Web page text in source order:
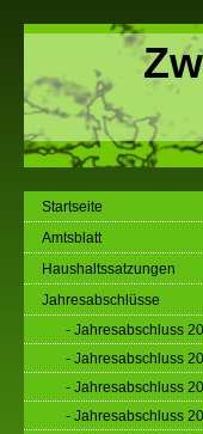
Startseite
Amtsblatt
Haushaltssatzungen
Jahresabschlüsse
- Jahresabschluss
- Jahresabschluss
- Jahresabschluss
- Jahresabschluss